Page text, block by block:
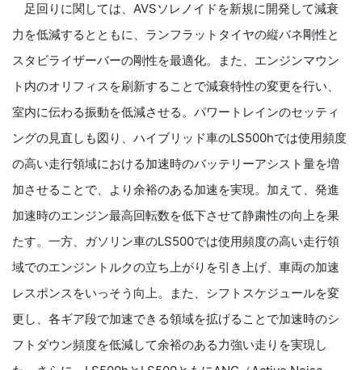
足回りに関しては、AVSソレノイドを新規に開発して減衰
力を低減するとともに、ランフラットタイヤの縦バネ剛性と
スタビライザーバーの剛性を最適化。また、エンジンマウン
ト内のオリフィスを刷新することで減衰特性の変更を行い、
室内に伝わる振動を低減させる。パワートレインのセッティ
ングの見直しも図り、ハイブリッド車のLS500hでは使用頻度
の高い走行領域における加速時のバッテリーアシスト量を増
加させることで、より余裕のある加速を実現。加えて、発進
加速時のエンジン最高回転数を低下させて静粛性の向上を果
たす。一方、ガソリン車のLS500では使用頻度の高い走行領
域でのエンジントルクの立ち上がりを引き上げ、車両の加速
レスポンスをいっそう向上。また、シフトスケジュールを変
更し、各ギア段で加速できる領域を拡げることで加速時のシ
フトダウン頻度を低減して余裕のある力強い走りを実現し